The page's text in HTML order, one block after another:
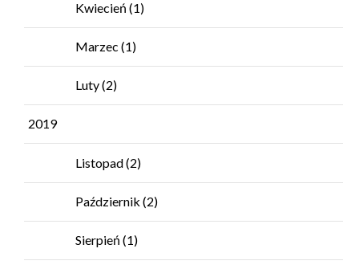
Kwiecień (1)
Marzec (1)
Luty(2)
2019
Listopad(2)
Październik (2)
Sierpień (1)